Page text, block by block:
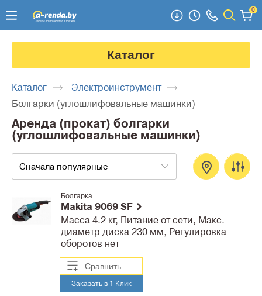
0
Каталог
Каталог
Электроинструмент
Болгарки (углошлифовальные машинки)
Аренда (прокат) болгарки
(углошлифовальные машинки)
Сначала популярные
Болгарка
Makita 9069 SF
Масса 4.2 кг, Питание от сети, Макс.
диаметр диска 230 мм, Регулировка
оборотов нет
Заказать в 1 Клик
Сравнить